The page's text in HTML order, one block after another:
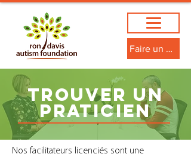
Faire un don
TROUVER UN
PRATICIEN
Nos facilitateurs licenciés sont une